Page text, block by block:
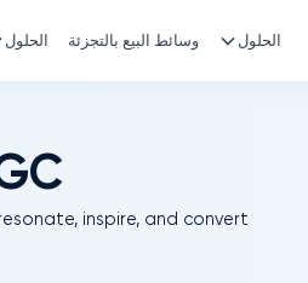
الحلول وسائط البيع بالتجزئة الحلول
inspire, and convert.